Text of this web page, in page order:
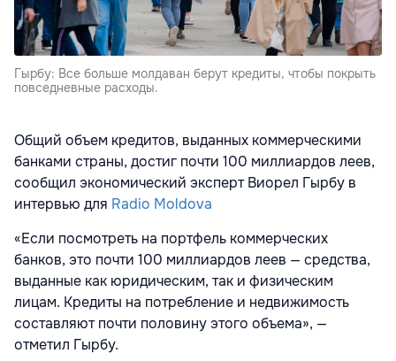
Гырбу: Все больше молдаван берут кредиты, чтобы покрыть
повседневные расходы.
Общий объем кредитов, выданных коммерческими
банками страны, достиг почти 100 миллиардов леев,
сообщил экономический эксперт Виорел Гырбу в
интервью для Radio Moldova
«Если посмотреть на портфель коммерческих
банков, это почти 100 миллиардов леев — средства,
выданные как юридическим, так и физическим
лицам. Кредиты на потребление и недвижимость
составляют почти половину этого объема», —
отметил Гырбу.